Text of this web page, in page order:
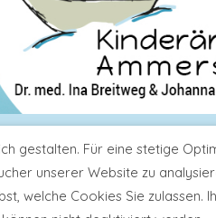
Inning am Ammersee •
/ 997 97 73 •
gestalten. Für eine stetige
unserer Website zu
welche Cookies Sie zulassen.